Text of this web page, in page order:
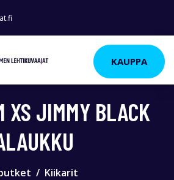
KAUPPA
XS JIMMY BLACK
Kiikarit